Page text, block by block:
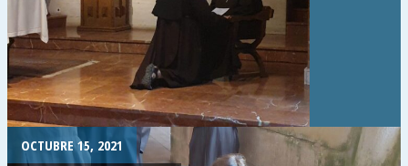
OCTUBRE 15, 2021